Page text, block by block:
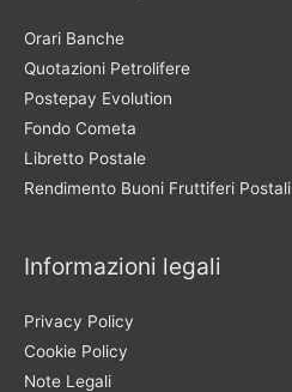
Orari Banche
Quotazioni Petrolifere
Postepay Evolution
Fondo Cometa
Libretto Postale
Rendimento Buoni Fruttiferi Postali
Informazioni legali
Privacy Policy
Cookie Policy
Note Legali